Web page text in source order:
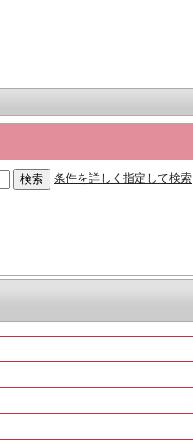
条件を詳しく指定して検索